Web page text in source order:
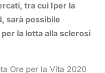
tra cui Iper la
sarà possibile
la lotta alla sclerosi
Ore per la Vita 2020